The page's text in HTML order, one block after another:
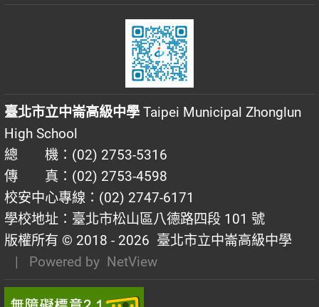
臺北市立中崙高級中學 Taipei Municipal Zhonglun
High School
總 機：(02) 2753-5316
傳 真：(02) 2753-4598
校安中心專線：(02) 2747-6171
學校地址：臺北市松山區八德路四段 101 號
版權所有 © 2018 - 2026 臺北市立中崙高級中學
| Powered by NetView